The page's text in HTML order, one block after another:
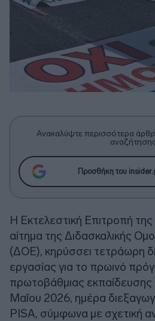
Ανακαλύψτε περισσότερα
Προσθήκη του
Η Εκτελεστική Επιτροπή της
αίτημα της Διδασκαλικής
(ΔΟΕ), κηρύσσει τετράωρη
εργασίας για το πρωινό
πρωτοβάθμιας εκπαίδευσης
Μαΐου 2026, ημέρα
PISA, σύμφωνα με σχετική